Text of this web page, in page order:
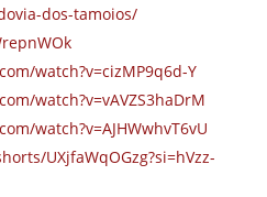
dos-tamoios/
watch?v=cizMP9q6d-Y
watch?v=vAVZS3haDrM
watch?v=AJHWwhvT6vU
UXjfaWqOGzg?si=hVzz-